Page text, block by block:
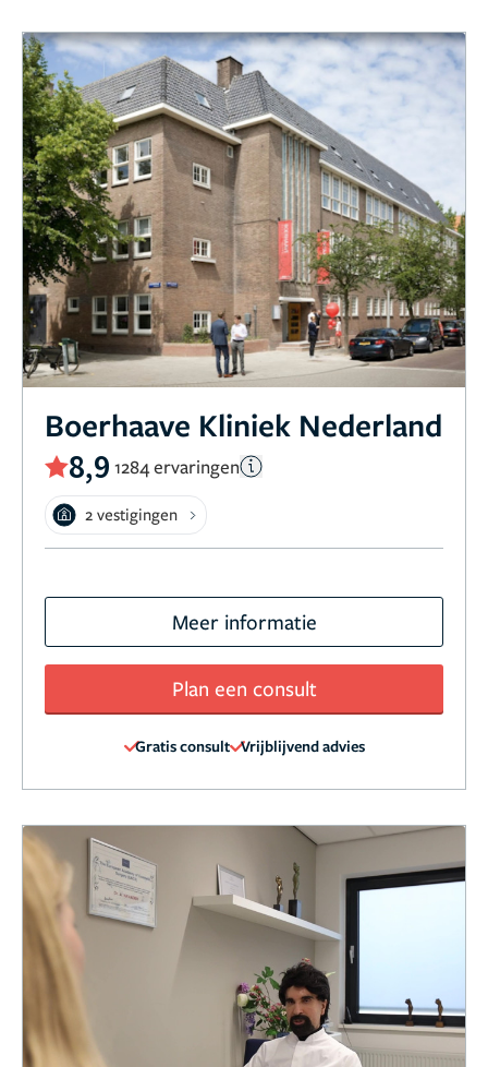
Boerhaave Kliniek Nederland
8,9 1284 ervaringen
2 vestigingen
Meer informatie
Plan een consult
Gratis consult Vrijblijvend advies